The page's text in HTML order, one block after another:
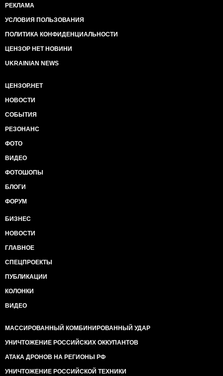
РЕКЛАМА
УСЛОВИЯ ПОЛЬЗОВАНИЯ
ПОЛИТИКА КОНФИДЕНЦИАЛЬНОСТИ
ЦЕНЗОР НЕТ НОВИНИ
UKRAINIAN NEWS
ЦЕНЗОР.НЕТ
НОВОСТИ
СОБЫТИЯ
РЕЗОНАНС
ФОТО
ВИДЕО
ФОТОШОПЫ
БЛОГИ
ФОРУМ
БИЗНЕС
НОВОСТИ
ГЛАВНОЕ
СПЕЦПРОЕКТЫ
ПУБЛИКАЦИИ
КОЛОНКИ
ВИДЕО
МАССИРОВАННЫЙ КОМБИНИРОВАННЫЙ УДАР
УНИЧТОЖЕНИЕ РОССИЙСКИХ ОККУПАНТОВ
АТАКА ДРОНОВ НА РЕГИОНЫ РФ
УНИЧТОЖЕНИЕ РОССИЙСКОЙ ТЕХНИКИ